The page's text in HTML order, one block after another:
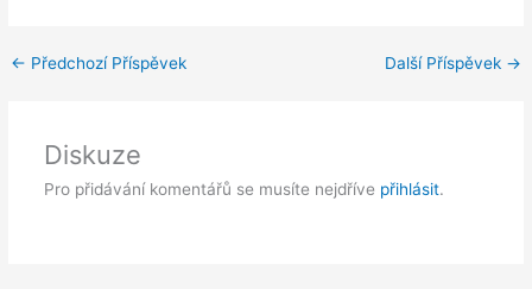
← Předchozí Příspěvek Další Příspěvek →
Diskuze
Pro přidávání komentářů se musíte nejdříve přihlásit.